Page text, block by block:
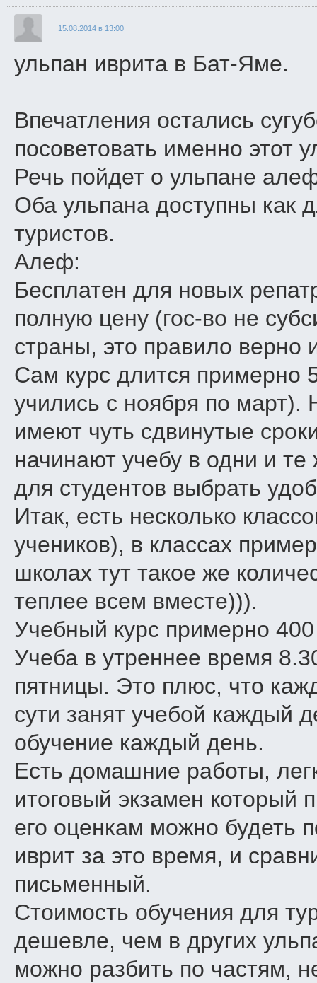
15.08.2014 в 13:00
ульпан иврита в Бат-Яме.
Впечатления остались
посоветовать именно этот
Речь пойдет о ульпане
Оба ульпана доступны как
туристов.
Алеф:
Бесплатен для новых
полную цену (гос-во не
страны, это правило верно
Сам курс длится примерно
учились с ноября по март).
имеют чуть сдвинутые
начинают учебу в одни и
для студентов выбрать
Итак, есть несколько
учеников), в классах
школах тут такое же
теплее всем вместе))).
Учебный курс примерно
Учеба в утреннее время
пятницы. Это плюс, что
сути занят учебой каждый
обучение каждый день.
Есть домашние работы,
итоговый экзамен который
его оценкам можно будеть
иврит за это время, и
письменный.
Стоимость обучения для
дешевле, чем в других
можно разбить по частям,